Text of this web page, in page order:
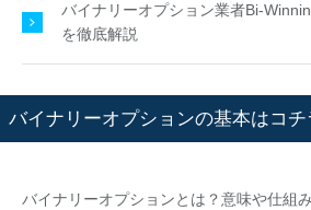
バイナリーオプション業者Bi-
を徹底解説
バイナリーオプションの基本はコチ
バイナリーオプションとは？意味や仕組